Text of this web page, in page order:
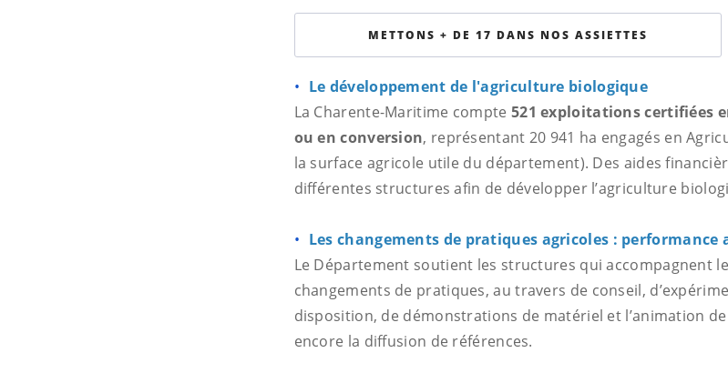
METTONS + DE 17 DANS NOS ASSIETTES
Le développement de l'agriculture biologique
La Charente-Maritime compte 521 exploitations certifiées
ou en conversion, représentant 20 941 ha engagés en
la surface agricole utile du département). Des aides
différentes structures afin de développer l’agriculture
Les changements de pratiques agricoles : performance
Le Département soutient les structures qui accompagnent
changements de pratiques, au travers de conseil,
disposition, de démonstrations de matériel et l’animation
encore la diffusion de références.